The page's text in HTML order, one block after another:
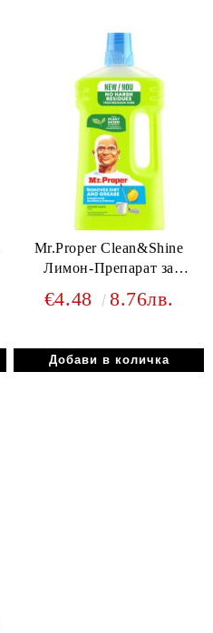
Mr.Proper Clean&Shine
Лимон-Препарат за
настилки 1.5лр
€4.48 8.76лв.